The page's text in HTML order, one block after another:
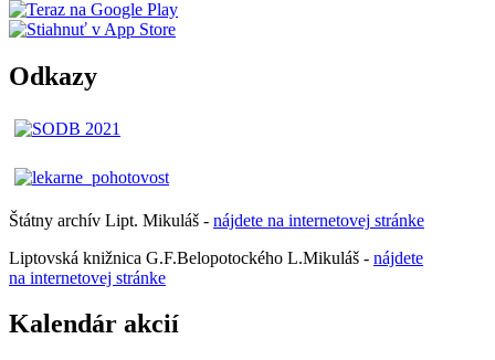
Odkazy
Štátny archív Lipt. Mikuláš - nájdete na internetovej stránke
Liptovská knižnica G.F.Belopotockého L.Mikuláš - nájdete
na internetovej stránke
Kalendár akcií